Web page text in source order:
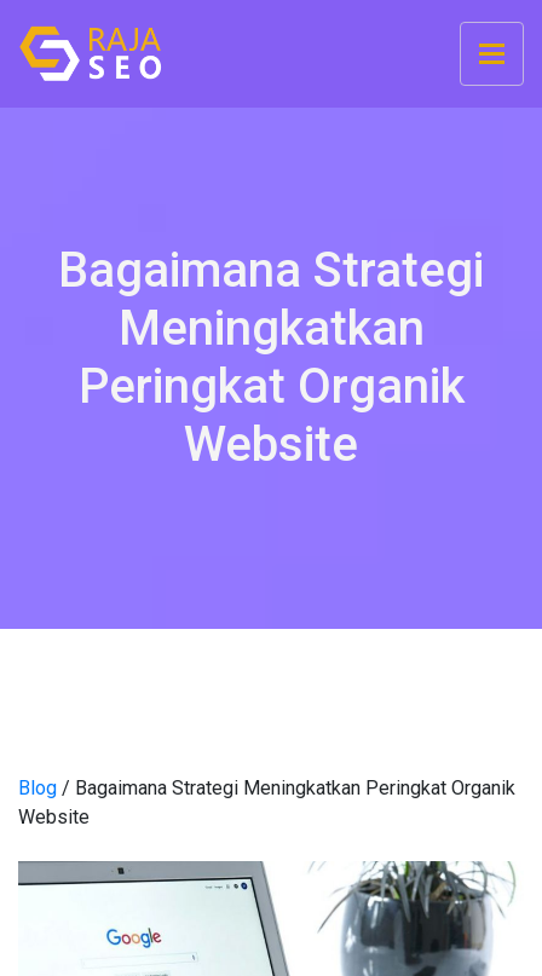
Bagaimana Strategi
Meningkatkan
Peringkat Organik
Website
Blog / Bagaimana Strategi Meningkatkan Peringkat Organik
Website